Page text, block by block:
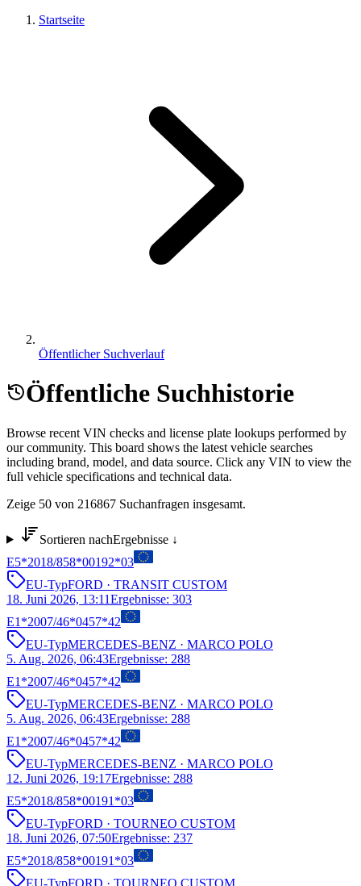
Startseite
Öffentlicher Suchverlauf
Öffentliche Suchhistorie
Browse recent VIN checks and license plate lookups performed by
our community. This board shows the latest vehicle searches
including brand, model, and data source. Click any VIN to view the
full vehicle specifications and technical data.
Zeige 50 von 216867 Suchanfragen insgesamt.
Sortieren nachErgebnisse ↓
E5*2018/858*00192*03
EU-TypFORD · TRANSIT CUSTOM
18. Juni 2026, 13:11Ergebnisse: 303
E1*2007/46*0457*42
EU-TypMERCEDES-BENZ · MARCO POLO
5. Aug. 2026, 06:43Ergebnisse: 288
E1*2007/46*0457*42
EU-TypMERCEDES-BENZ · MARCO POLO
5. Aug. 2026, 06:43Ergebnisse: 288
E1*2007/46*0457*42
EU-TypMERCEDES-BENZ · MARCO POLO
12. Juni 2026, 19:17Ergebnisse: 288
E5*2018/858*00191*03
EU-TypFORD · TOURNEO CUSTOM
18. Juni 2026, 07:50Ergebnisse: 237
E5*2018/858*00191*03
EU-TypFORD · TOURNEO CUSTOM